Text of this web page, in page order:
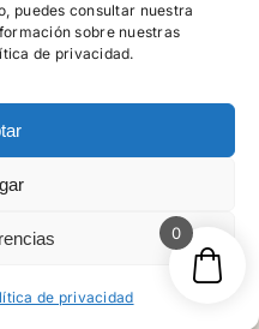
puedes consultar nuestra
sobre nuestras
de privacidad.
de privacidad
4º A, Salamanca
0